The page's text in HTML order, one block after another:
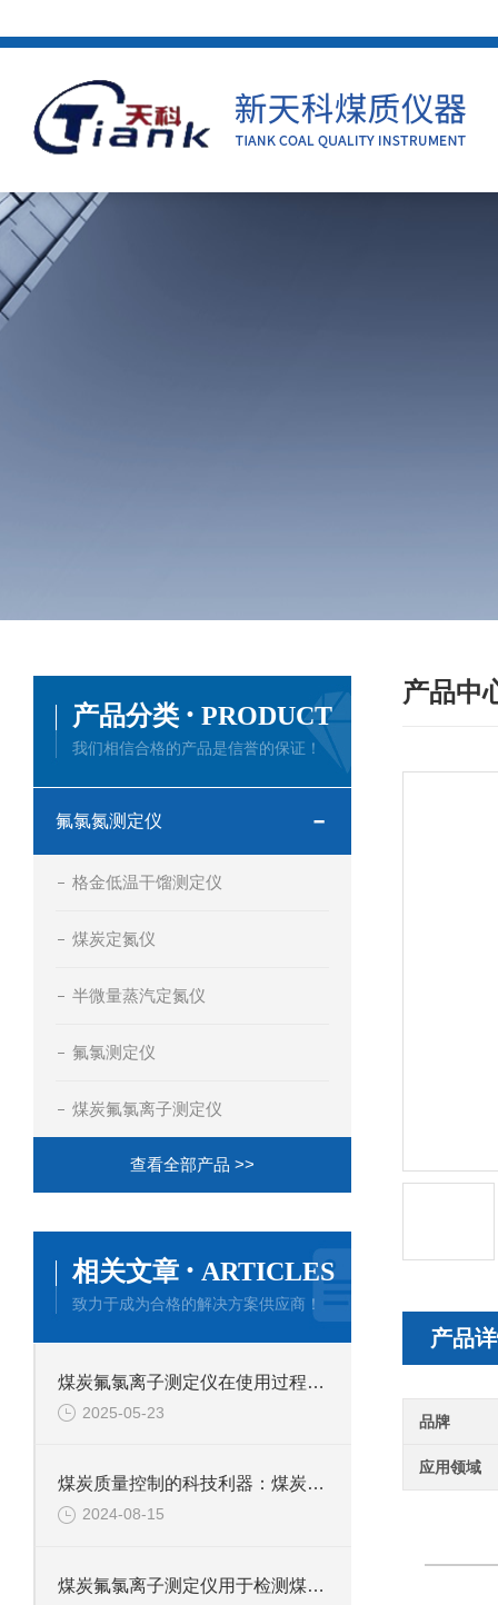
产品中
产品
品牌
应用领域
产品分类 · PRODUCT
我们相信合格的产品是信誉的保证！
氟氯氮测定仪
格金低温干馏测定仪
煤炭定氮仪
半微量蒸汽定氮仪
氟氯测定仪
煤炭氟氯离子测定仪
查看全部产品 >>
相关文章 · ARTICLES
致力于成为合格的解决方案供应商！
煤炭氟氯离子测定仪在使用过程中的常见问题相应解决方法分享
2025-05-23
煤炭质量控制的科技利器：煤炭氟氯离子测定仪
2024-08-15
煤炭氟氯离子测定仪用于检测煤炭中氟氯离子含量